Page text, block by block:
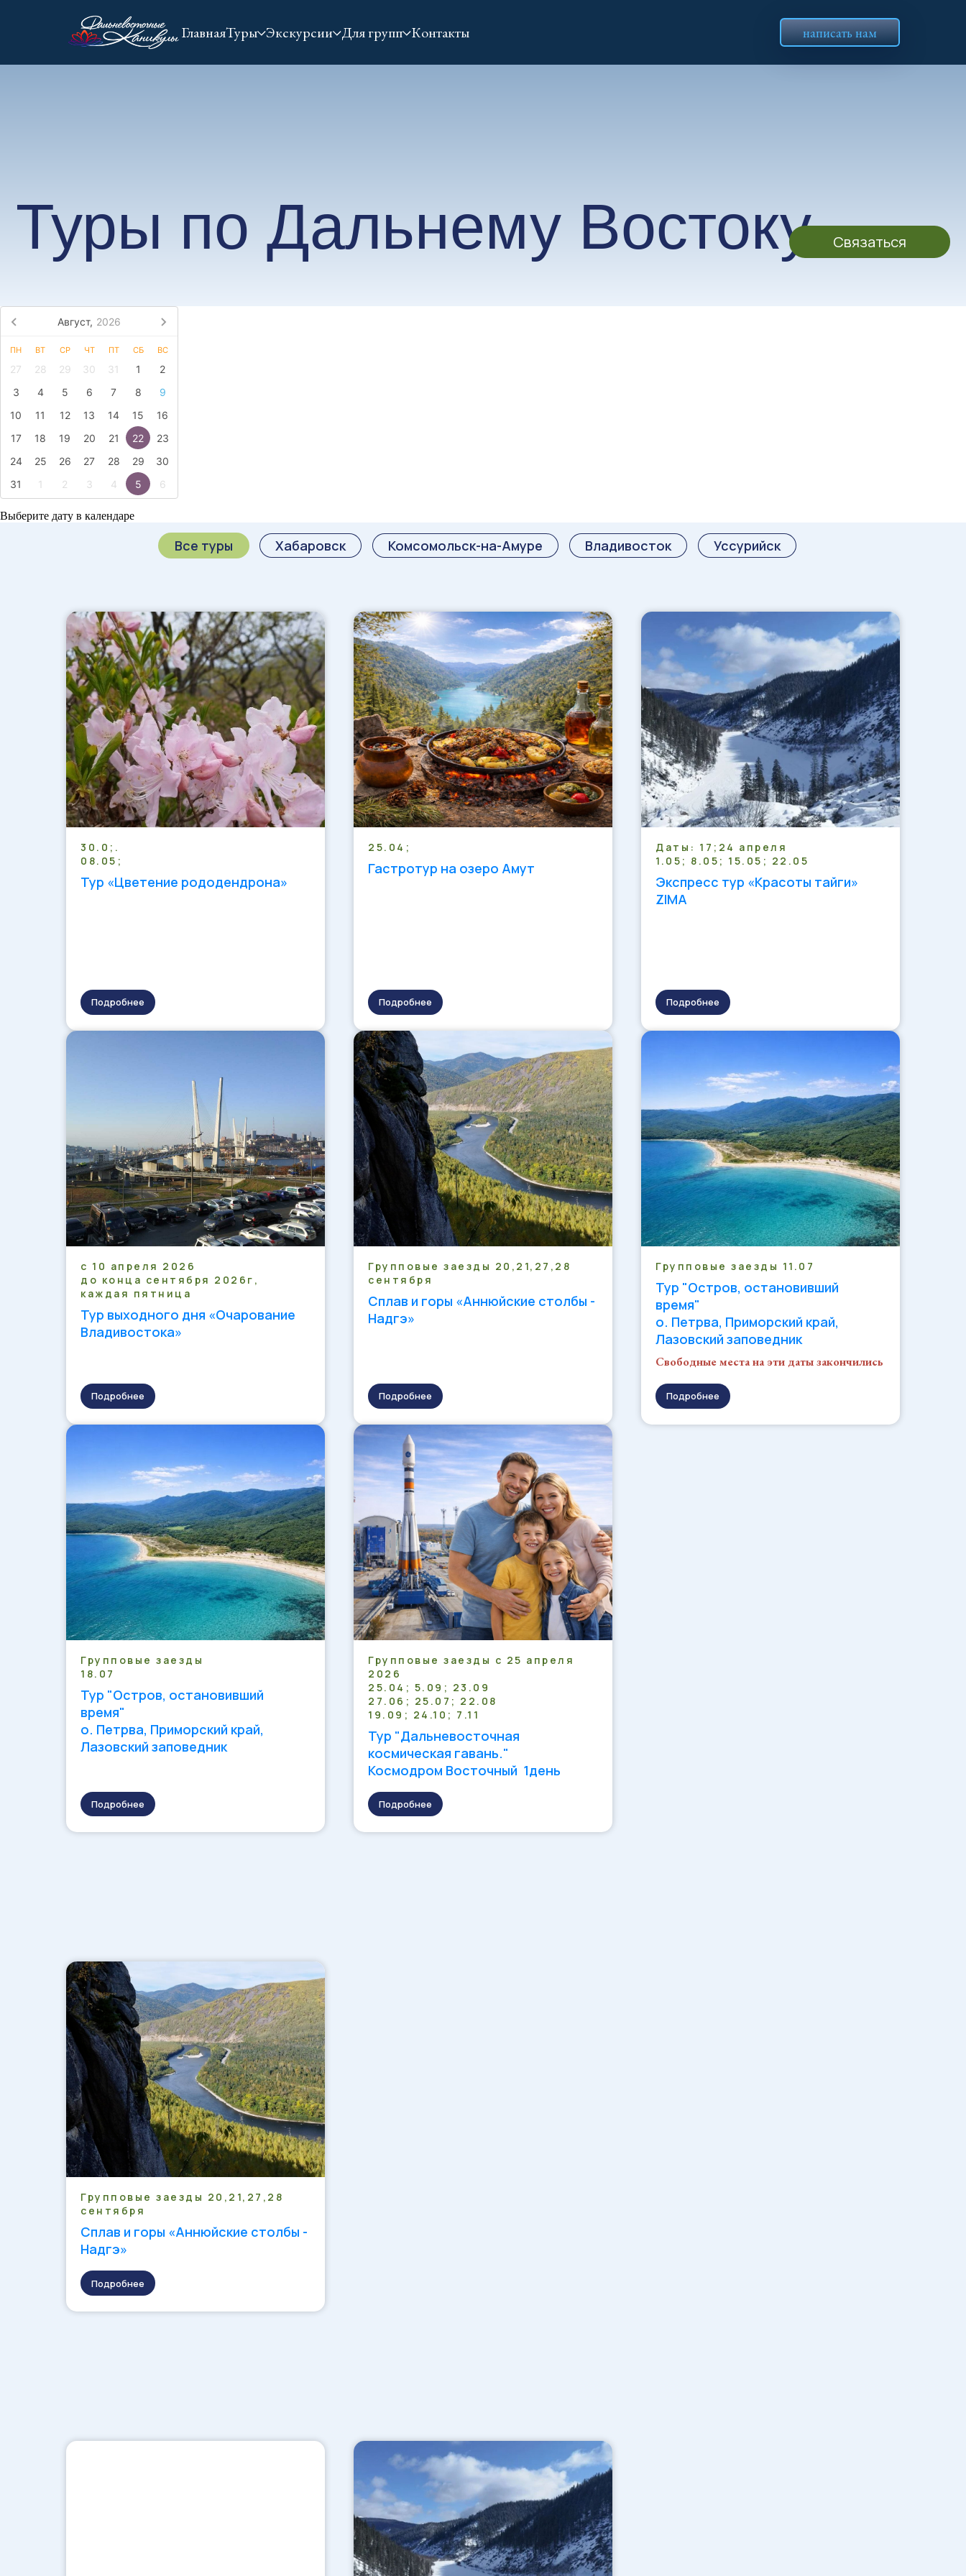
ГлавнаяТуры Экскурсии Для групп Контакты написать нам
Туры по Дальнему Востоку Связаться
Август, 2026
ПН ВТ СР ЧТ ПТ СБ ВС
27 28 29 30 31 1
2
3
4 5 6 7 8
9
10
11 12 13 14 15
16
17
18 19 20 21 22
23
24
25 26 27 28 29
30
31
1 2 3 4 5 6
Выберите дату в календаре
Все туры Хабаровск Комсомольск-на-Амуре Владивосток Уссурийск
30.0;.
08.05;
Тур «Цветение рододендрона»
Подробнее
25.04;
Гастротур на озеро Амут
Подробнее
Даты: 17;24 апреля
1.05; 8.05; 15.05; 22.05
Экспресс тур «Красоты тайги»
ZIMA
Подробнее
с 10 апреля 2026
до конца сентября 2026г,
каждая пятница
Тур выходного дня «Очарование
Владивостока»
Подробнее
Групповые заезды 20,21,27,28
сентября
Сплав и горы «Аннюйские столбы -
Надгэ»
Подробнее
Групповые заезды 11.07
Тур "Остров, остановивший
время"
о. Петрва, Приморский край,
Лазовский заповедник
Свободные места на эти даты закончились
Подробнее
Групповые заезды
18.07
Тур "Остров, остановивший
время"
о. Петрва, Приморский край,
Лазовский заповедник
Подробнее
Групповые заезды с 25 апреля
2026
25.04; 5.09; 23.09
27.06; 25.07; 22.08
19.09; 24.10; 7.11
Тур "Дальневосточная
космическая гавань."
Космодром Восточный 1день
Подробнее
Групповые заезды 20,21,27,28
сентября
Сплав и горы «Аннюйские столбы -
Надгэ»
Подробнее